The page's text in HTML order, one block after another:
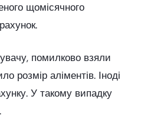
щомісячного
помилково взяли
розмір аліментів. Іноді
У такому випадку